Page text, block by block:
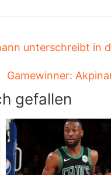
unterschreibt in
Gamewinner:
gefallen